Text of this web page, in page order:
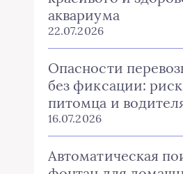
аквариума
22.07.2026
Опасности
без фиксации:
питомца и
16.07.2026
Автоматическая